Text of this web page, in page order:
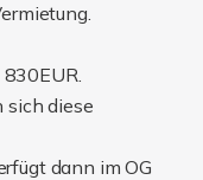
sich diese
dann im OG